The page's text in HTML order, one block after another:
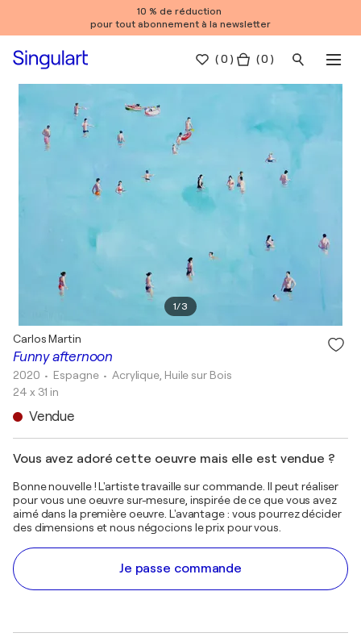
10 % de réduction
pour tout abonnement à la newsletter
(0 ) ( 0 )
1/3
Funny afternoon
Carlos Martin
2020 • Espagne • Acrylique, Huile sur Bois
24 x 31 in
Vendue
Vous avez adoré cette oeuvre mais elle est vendue ?
Bonne nouvelle ! L'artiste travaille sur commande. Il peut réaliser
pour vous une oeuvre sur-mesure, inspirée de ce que vous avez
aimé dans la première oeuvre. L'avantage : vous pourrez décider
des dimensions et nous négocions le prix pour vous.
Je passe commande